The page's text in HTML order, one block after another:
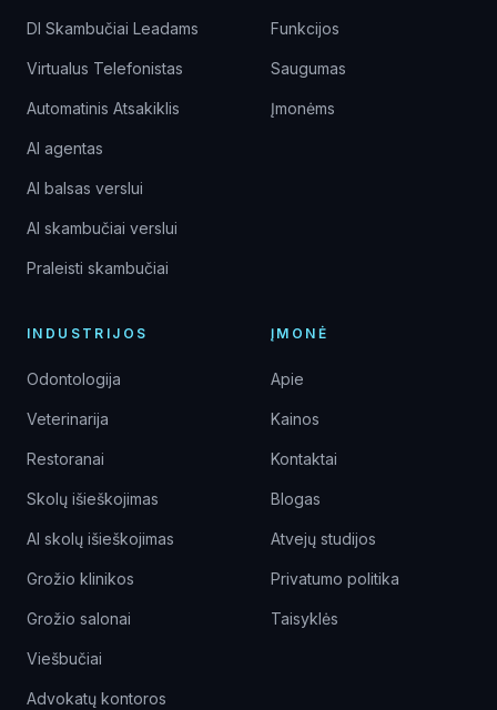
DI Skambučiai Leadams
Virtualus Telefonistas
Automatinis Atsakiklis
AI agentas
AI balsas verslui
AI skambučiai verslui
Praleisti skambučiai
Funkcijos
Saugumas
Įmonėms
INDUSTRIJOS
Odontologija
Veterinarija
Restoranai
Skolų išieškojimas
AI skolų išieškojimas
Grožio klinikos
Grožio salonai
Viešbučiai
Advokatų kontoros
ĮMONĖ
Apie
Kainos
Kontaktai
Blogas
Atvejų studijos
Privatumo politika
Taisyklės